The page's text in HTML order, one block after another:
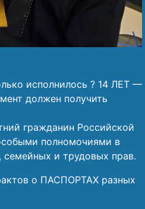
исполнилось ? 14 ЛЕТ —
должен получить
гражданин Российской
полномочиями в
и трудовых прав.
о ПАСПОРТАХ разных